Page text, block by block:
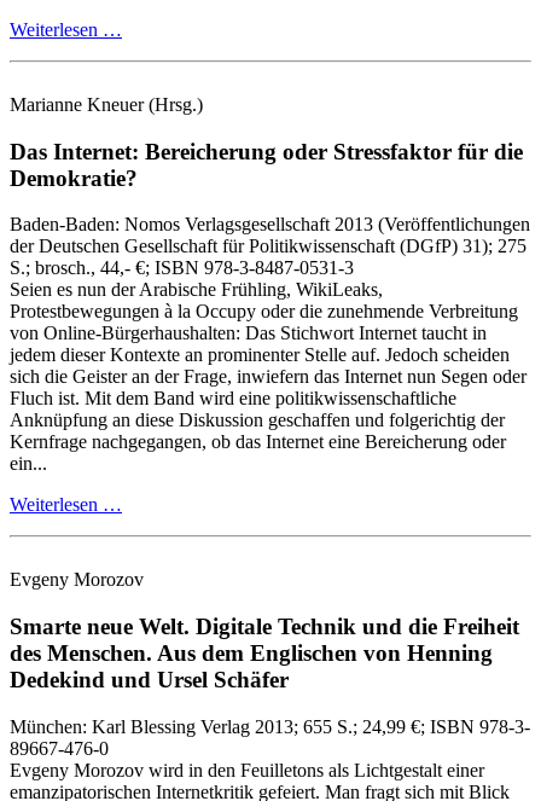
Weiterlesen …
Marianne Kneuer(Hrsg.)
Das Internet: Bereicherung oder Stressfaktor für die
Demokratie?
Baden-Baden: Nomos Verlagsgesellschaft 2013 (Veröffentlichungen
der Deutschen Gesellschaft für Politikwissenschaft (DGfP) 31); 275
S.; brosch., 44,- €; ISBN 978-3-8487-0531-3
Seien es nun der Arabische Frühling, WikiLeaks,
Protestbewegungen à la Occupy oder die zunehmende Verbreitung
von Online‑Bürgerhaushalten: Das Stichwort Internet taucht in
jedem dieser Kontexte an prominenter Stelle auf. Jedoch scheiden
sich die Geister an der Frage, inwiefern das Internet nun Segen oder
Fluch ist. Mit dem Band wird eine politikwissenschaftliche
Anknüpfung an diese Diskussion geschaffen und folgerichtig der
Kernfrage nachgegangen, ob das Internet eine Bereicherung oder
ein...
Weiterlesen …
Evgeny Morozov
Smarte neue Welt. Digitale Technik und die Freiheit
des Menschen. Aus dem Englischen von Henning
Dedekind und Ursel Schäfer
München: Karl Blessing Verlag 2013; 655 S.; 24,99 €; ISBN 978-3-
89667-476-0
Evgeny Morozov wird in den Feuilletons als Lichtgestalt einer
emanzipatorischen Internetkritik gefeiert. Man fragt sich mit Blick